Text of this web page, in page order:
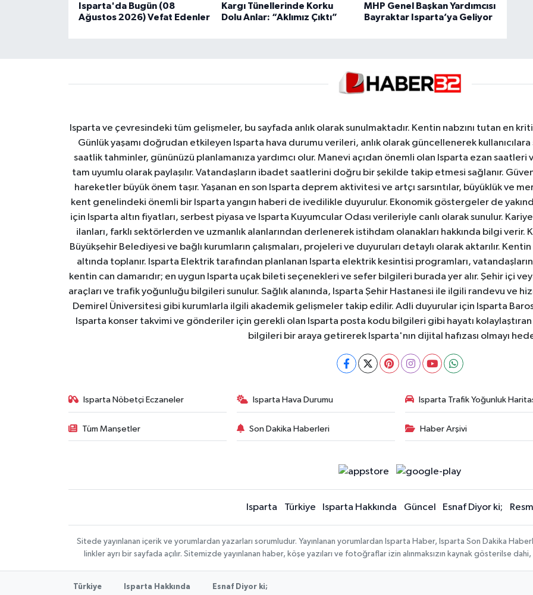
Isparta'da Bugün (08
Ağustos 2026) Vefat Edenler
Kargı Tünellerinde Korku
Dolu Anlar: “Aklımız Çıktı”
MHP Genel Başkan Yardımcısı
Bayraktar Isparta’ya Geliyor
Isparta ve çevresindeki tüm gelişmeler, bu sayfada anlık olarak sunulmaktadır. Kentin nabzını tutan en
Günlük yaşamı doğrudan etkileyen Isparta hava durumu verileri, anlık olarak güncellenerek
saatlik tahminler, gününüzü planlamanıza yardımcı olur. Manevi açıdan önemli olan Isparta ezan
tam uyumlu olarak paylaşılır. Vatandaşların ibadet saatlerini doğru bir şekilde takip etmesi sağlanır.
hareketler büyük önem taşır. Yaşanan en son Isparta deprem aktivitesi ve artçı sarsıntılar, büyüklük ve
kent genelindeki önemli bir Isparta yangın haberi de ivedilikle duyurulur. Ekonomik göstergeler de
için Isparta altın fiyatları, serbest piyasa ve Isparta Kuyumcular Odası verileriyle canlı olarak sunulur.
ilanları, farklı sektörlerden ve uzmanlık alanlarından derlenerek istihdam olanakları hakkında bilgi verir.
Büyükşehir Belediyesi ve bağlı kurumların çalışmaları, projeleri ve duyuruları detaylı olarak aktarılır.
altında toplanır. Isparta Elektrik tarafından planlanan Isparta elektrik kesintisi programları,
kentin can damarıdır; en uygun Isparta uçak bileti seçenekleri ve sefer bilgileri burada yer alır. Şehir içi
araçları ve trafik yoğunluğu bilgileri sunulur. Sağlık alanında, Isparta Şehir Hastanesi ile ilgili randevu ve
Demirel Üniversitesi gibi kurumlarla ilgili akademik gelişmeler takip edilir. Adli duyurular için Isparta
Isparta konser takvimi ve gönderiler için gerekli olan Isparta posta kodu bilgileri gibi hayatı
bilgileri bir araya getirerek Isparta'nın dijital hafızası olmayı
Isparta Nöbetçi Eczaneler Isparta Hava Durumu Isparta Trafik Yoğunluk
Tüm Manşetler Son Dakika Haberleri Haber Arşivi
Isparta Türkiye Isparta Hakkında Güncel Esnaf Diyor ki;
Sitede yayınlanan içerik ve yorumlardan yazarları sorumludur. Yayınlanan yorumlardan Isparta Haber, Isparta Son Dakika
linkler ayrı bir sayfada açılır. Sitemizde yayınlanan haber, köşe yazıları ve fotoğraflar izin alınmaksızın kaynak gösterilse
Türkiye Isparta Hakkında Esnaf Diyor ki;